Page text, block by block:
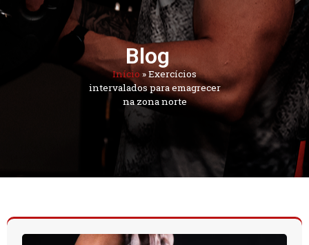
Blog
Início »Exercícios
intervalados para emagrecer
na zona norte